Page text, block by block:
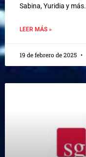
Sabina, Yuridia y más.
LEER MÁS »
19 de febrero de 2025